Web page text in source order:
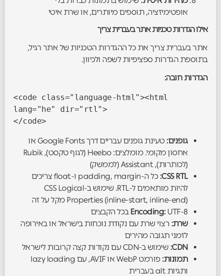
אופטימיזציה, תוספים מיותרים, או שרת איטי
אילו הגדרות טכניות אתר בעברית צריך
אתר בעברית צריך את כל ההגדרות הטכניות של אתר רגיל,
בתוספת הגדרות ספציפיות לשפה ולכיוון.
הגדרות חובה:
<code class="language-html"><html
lang="he" dir="rtl">
</code>
גופנים:
טעינת גופנים עבריים דרך Google Fonts או
אחסון מקומי. מומלצים: Heebo (לגוף טקסט), Rubik
(לכותרות), Assistant (לממשק)
CSS RTL:
כל ה-padding, margin ו-float צריכים
להיות מותאמים ל-RTL. שימוש ב-CSS Logical
Properties (inline-start, inline-end) מקל על זה
Encoding:UTF-8 בכל הקבצים
שרת: רצוי שרת עם נקודת נוכחות בישראל או באירופה
לזמני תגובה מהירים
CDN: שימוש ב-CDN עם נקודות קצה קרובות לישראל
תמונות:
פורמט WebP או AVIF, עם lazy loading
ותגיות alt בעברית